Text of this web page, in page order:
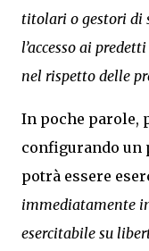
titolari o gestori di
l’accesso ai
nel rispetto delle
In poche parole,
configurando un
potrà essere
immediatamente
esercitabile su